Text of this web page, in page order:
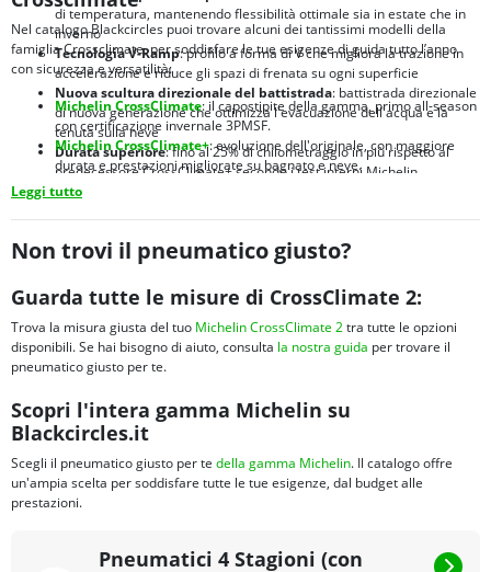
di temperatura, mantenendo flessibilità ottimale sia in estate che in
inverno
Tecnologia V-Ramp: profilo a forma di V che migliora la trazione in
accelerazione e riduce gli spazi di frenata su ogni superficie
Nuova scultura direzionale del battistrada: battistrada direzionale
di nuova generazione che ottimizza l'evacuazione dell'acqua e la
tenuta sulla neve
Durata superiore: fino al 25% di chilometraggio in più rispetto al
predecessore CrossClimate+ secondo i test interni Michelin
Brand leader mondiale
Nel catalogo Blackcircles puoi trovare alcuni dei tantissimi modelli della
famiglia Crossclimate, per soddisfare le tue esigenze di guida tutto l’anno
con sicurezza e versatilità:
Michelin CrossClimate: il capostipite della gamma, primo all-season
con certificazione invernale 3PMSF.
Michelin CrossClimate+: evoluzione dell'originale, con maggiore
durata e prestazioni migliorate su bagnato e neve.
Michelin CrossClimate 2 SUV
con struttura rinforzata per carichi maggiori e spalle ottimizzate
Michelin CrossClimate 3:nuova generazione 2024 con prestazioni
migliorate su bagnato e maggiore efficienza energetica
Michelin CrossClimate Camping: sviluppato per camper e van, con
Leggi tutto
Non trovi il pneumatico giusto?
Guarda tutte le misure di CrossClimate 2:
Trova la misura giusta del tuo Michelin CrossClimate 2tra tutte le opzioni
disponibili. Se hai bisogno di aiuto, consulta la nostra guida per trovare il
pneumatico giusto per te.
Scopri l'intera gamma Michelin su
Blackcircles.it
Scegli il pneumatico giusto per te della gamma Michelin. Il catalogo offre
un'ampia scelta per soddisfare tutte le tue esigenze, dal budget alle
prestazioni.
Pneumatici 4 Stagioni (con